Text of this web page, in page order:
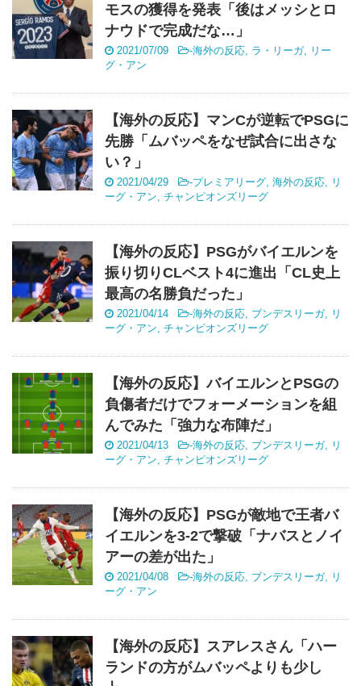
モスの獲得を発表「後はメッシとロ
ナウドで完成だな…」
2021/07/09 -海外の反応, ラ・リーガ, リー
グ・アン
【海外の反応】マンCが逆転でPSGに
先勝「ムバッペをなぜ試合に出さな
い？」
2021/04/29 -プレミアリーグ, 海外の反応, リ
ーグ・アン, チャンピオンズリーグ
【海外の反応】PSGがバイエルンを
振り切りCLベスト4に進出「CL史上
最高の名勝負だった」
2021/04/14 -海外の反応, ブンデスリーガ, リ
ーグ・アン, チャンピオンズリーグ
【海外の反応】バイエルンとPSGの
負傷者だけでフォーメーションを組
んでみた「強力な布陣だ」
2021/04/13 -海外の反応, ブンデスリーガ, リ
ーグ・アン, チャンピオンズリーグ
【海外の反応】PSGが敵地で王者バ
イエルンを3‐2で撃破「ナバスとノイ
アーの差が出た」
2021/04/08 -海外の反応, ブンデスリーガ, リ
ーグ・アン
【海外の反応】スアレスさん「ハー
ランドの方がムバッペよりも少し